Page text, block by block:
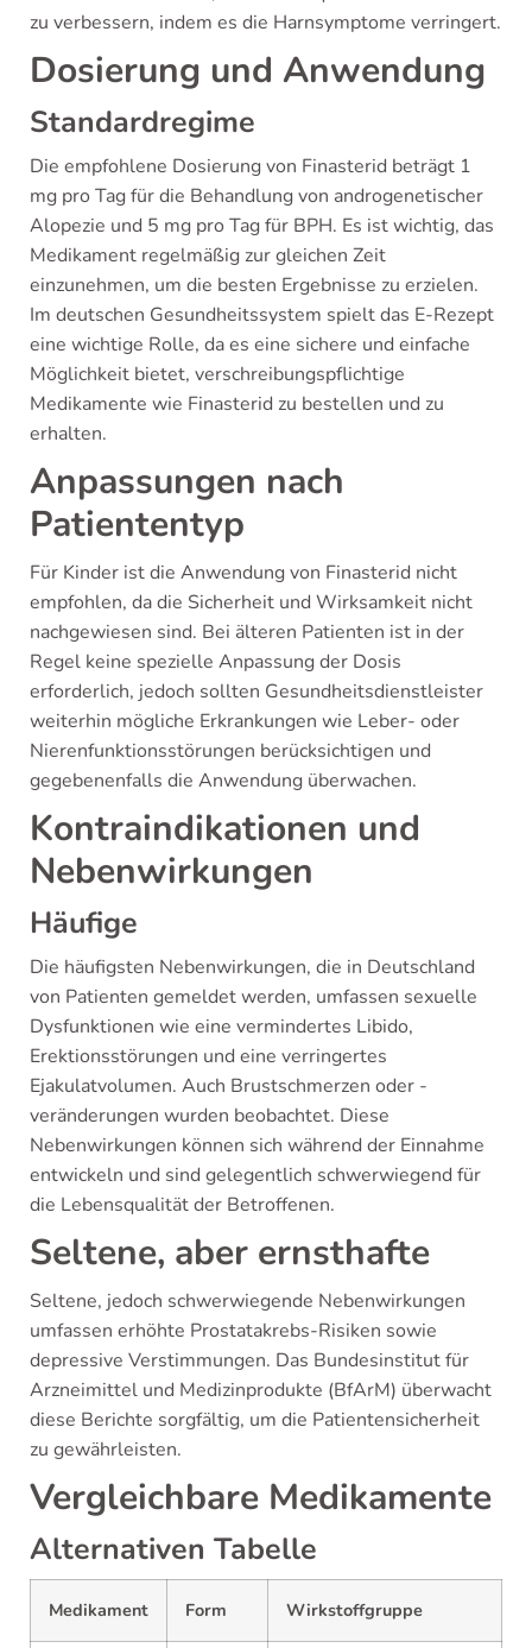
zu verbessern, indem es die Harnsymptome verringert.
Dosierung und Anwendung
Standardregime
Die empfohlene Dosierung von Finasterid beträgt 1
mg pro Tag für die Behandlung von androgenetischer
Alopezie und 5 mg pro Tag für BPH. Es ist wichtig, das
Medikament regelmäßig zur gleichen Zeit
einzunehmen, um die besten Ergebnisse zu erzielen.
Im deutschen Gesundheitssystem spielt das E-Rezept
eine wichtige Rolle, da es eine sichere und einfache
Möglichkeit bietet, verschreibungspflichtige
Medikamente wie Finasterid zu bestellen und zu
erhalten.
Anpassungen nach
Patiententyp
Für Kinder ist die Anwendung von Finasterid nicht
empfohlen, da die Sicherheit und Wirksamkeit nicht
nachgewiesen sind. Bei älteren Patienten ist in der
Regel keine spezielle Anpassung der Dosis
erforderlich, jedoch sollten Gesundheitsdienstleister
weiterhin mögliche Erkrankungen wie Leber- oder
Nierenfunktionsstörungen berücksichtigen und
gegebenenfalls die Anwendung überwachen.
Kontraindikationen und
Nebenwirkungen
Häufige
Die häufigsten Nebenwirkungen, die in Deutschland
von Patienten gemeldet werden, umfassen sexuelle
Dysfunktionen wie eine vermindertes Libido,
Erektionsstörungen und eine verringertes
Ejakulatvolumen. Auch Brustschmerzen oder -
veränderungen wurden beobachtet. Diese
Nebenwirkungen können sich während der Einnahme
entwickeln und sind gelegentlich schwerwiegend für
die Lebensqualität der Betroffenen.
Seltene, aber ernsthafte
Seltene, jedoch schwerwiegende Nebenwirkungen
umfassen erhöhte Prostatakrebs-Risiken sowie
depressive Verstimmungen. Das Bundesinstitut für
Arzneimittel und Medizinprodukte (BfArM) überwacht
diese Berichte sorgfältig, um die Patientensicherheit
zu gewährleisten.
Vergleichbare Medikamente
Alternativen Tabelle
Medikament Form Wirkstoffgruppe